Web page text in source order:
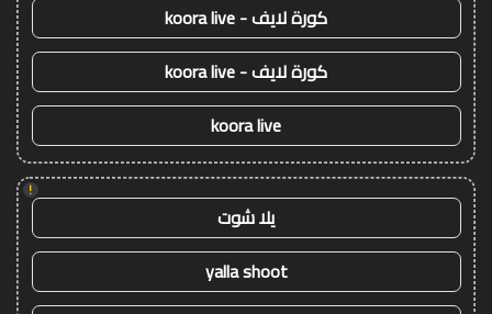
كورة لايف - koora live
كورة لايف - koora live
koora live
!
يلا شوت
yalla shoot